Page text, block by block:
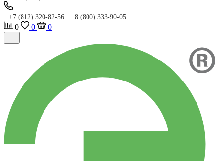
+7 (812) 320-82-56 8 (800) 333-90-05
0 0 0